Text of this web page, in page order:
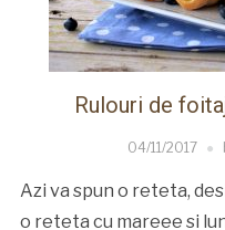
Rulouri de
04/11/2017
Azi va spun o reteta,
o reteta cu mareee si